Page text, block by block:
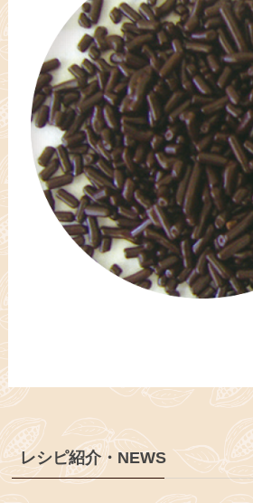
レシピ紹介・NEWS